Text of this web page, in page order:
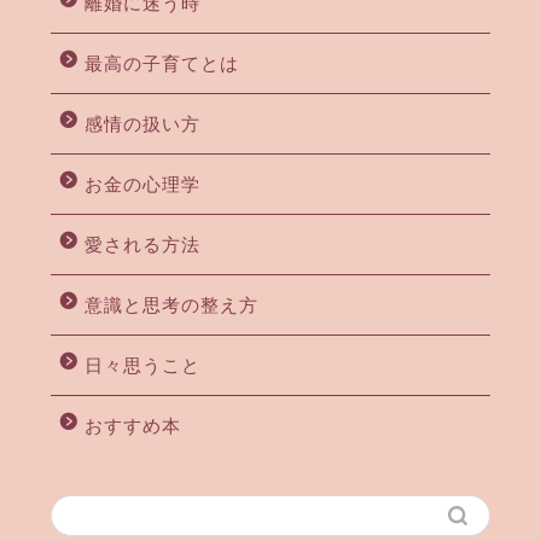
最高の子育てとは
感情の扱い方
お金の心理学
愛される方法
意識と思考の整え方
日々思うこと
おすすめ本